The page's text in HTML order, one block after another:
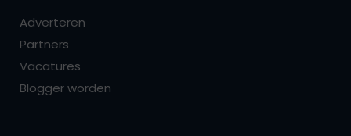
Adverteren
Partners
Vacatures
Blogger worden